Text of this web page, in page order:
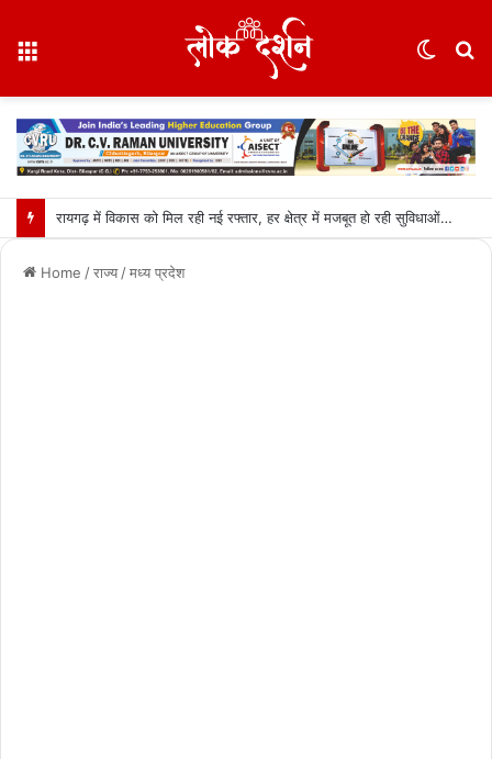
रायगढ़ में विकास को मिल रही नई रफ्तार, हर क्षेत्र में मजबूत हो रही सुविधाओं की नींव: वित्त मंत्री ओपी चौधरी……
Home /राज्य /मध्य प्रदेश